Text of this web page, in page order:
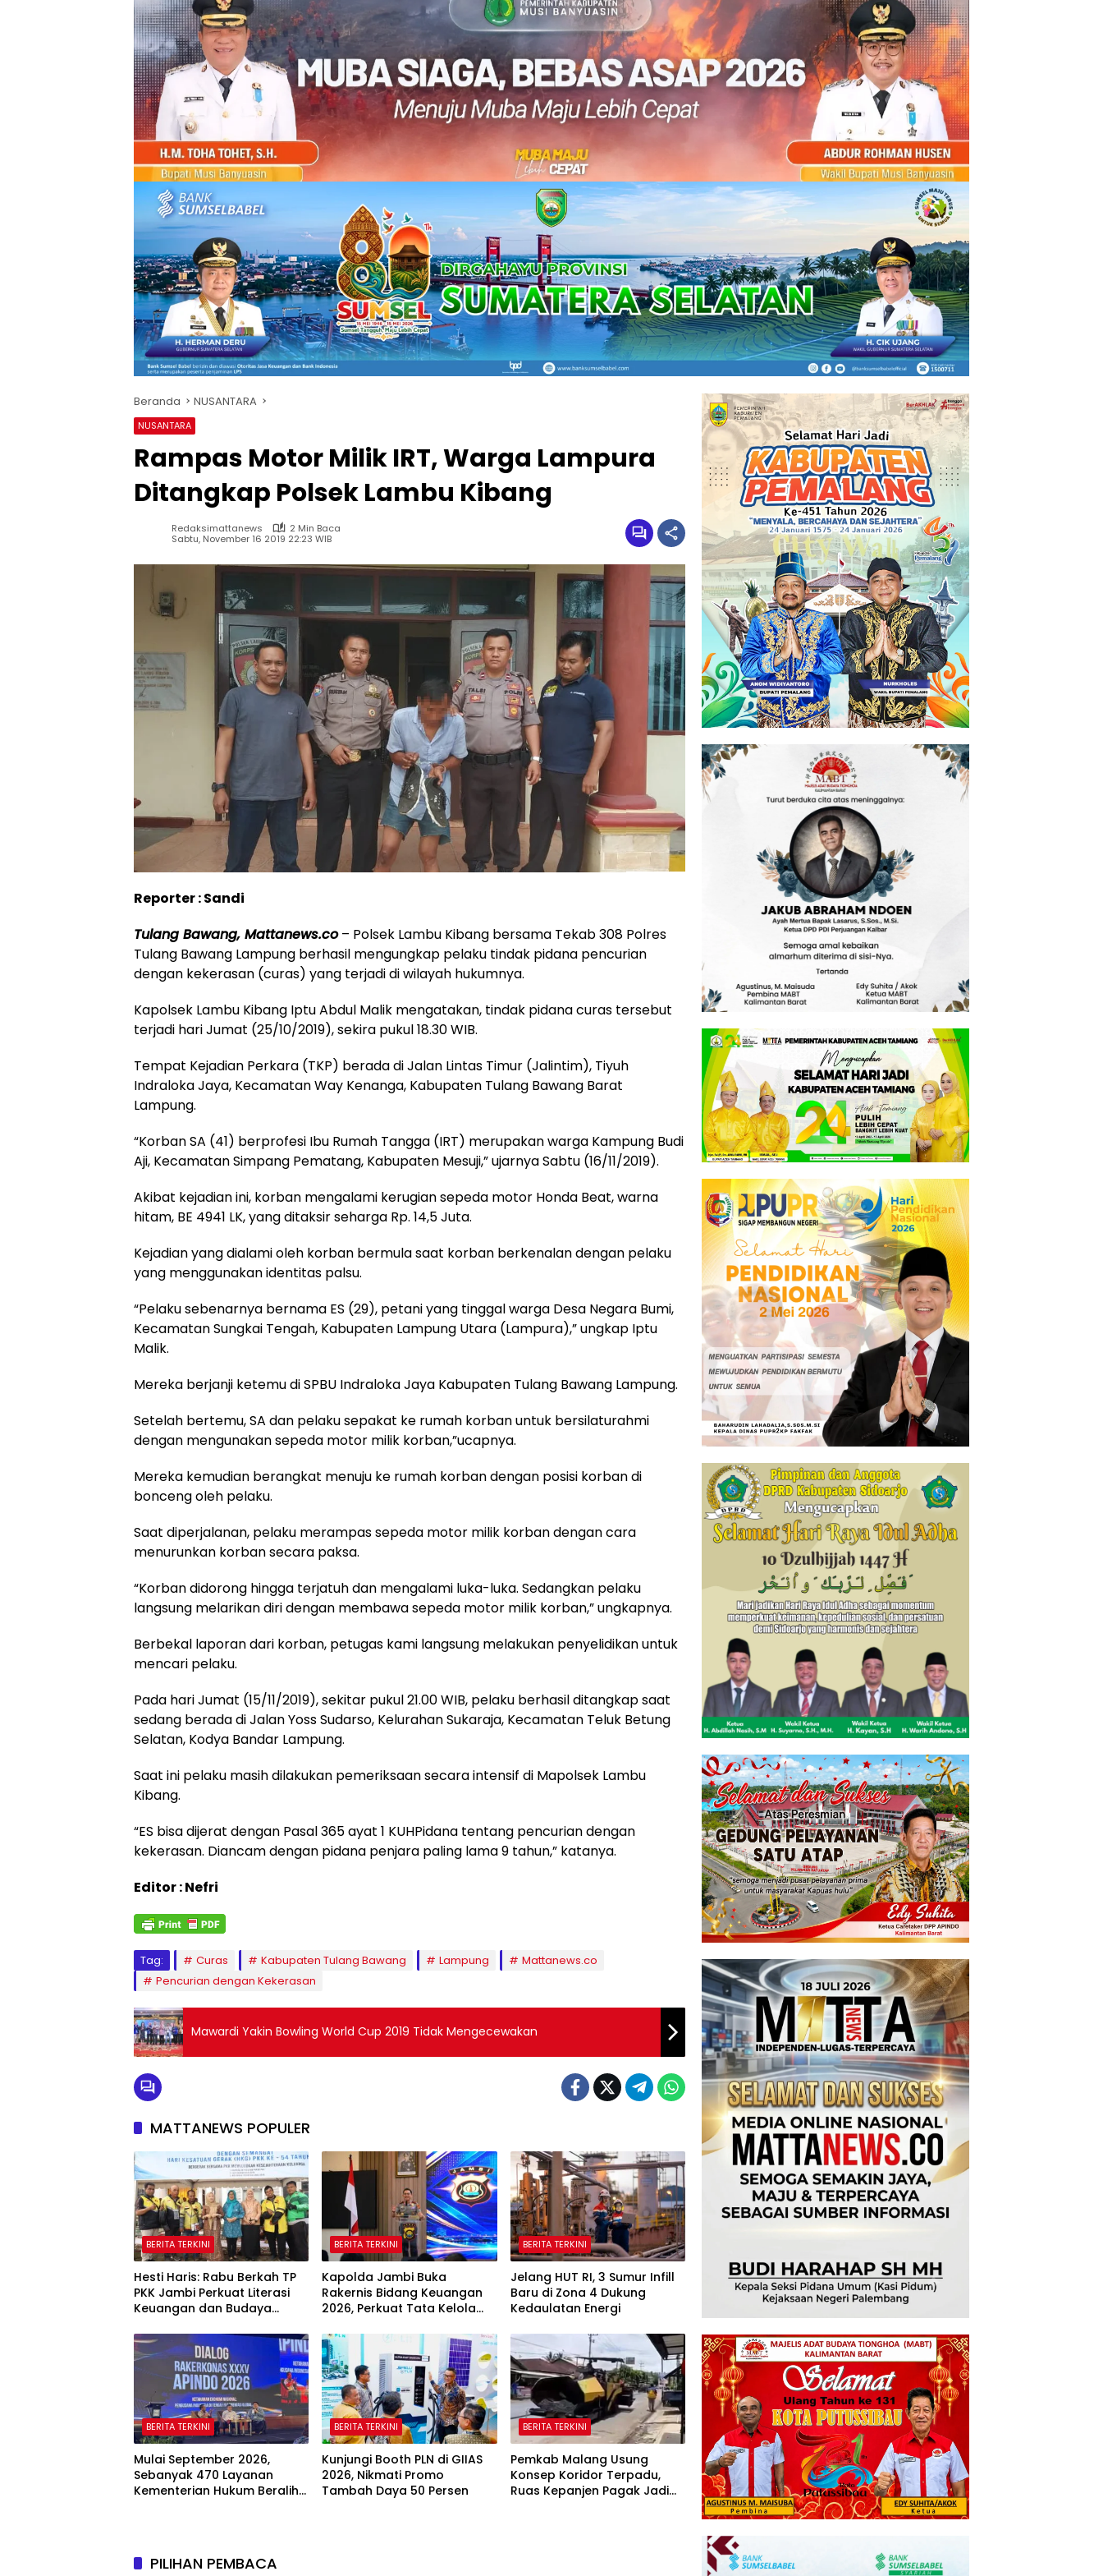
Beranda NUSANTARA
NUSANTARA
Rampas Motor Milik IRT, Warga Lampura
Ditangkap Polsek Lambu Kibang
Redaksimattanews
2 Min Baca
Sabtu, November 16 2019 22:23 WIB
Reporter : Sandi
Tulang Bawang, Mattanews.co– Polsek Lambu Kibang bersama Tekab 308 Polres
Tulang Bawang Lampung berhasil mengungkap pelaku tindak pidana pencurian
dengan kekerasan (curas) yang terjadi di wilayah hukumnya.
Kapolsek Lambu Kibang Iptu Abdul Malik mengatakan, tindak pidana curas tersebut
terjadi hari Jumat (25/10/2019), sekira pukul 18.30 WIB.
Tempat Kejadian Perkara (TKP) berada di Jalan Lintas Timur (Jalintim), Tiyuh
Indraloka Jaya, Kecamatan Way Kenanga, Kabupaten Tulang Bawang Barat
Lampung.
“Korban SA (41) berprofesi Ibu Rumah Tangga (IRT) merupakan warga Kampung Budi
Aji, Kecamatan Simpang Pematang, Kabupaten Mesuji,” ujarnya Sabtu (16/11/2019).
Akibat kejadian ini, korban mengalami kerugian sepeda motor Honda Beat, warna
hitam, BE 4941 LK, yang ditaksir seharga Rp. 14,5 Juta.
Kejadian yang dialami oleh korban bermula saat korban berkenalan dengan pelaku
yang menggunakan identitas palsu.
“Pelaku sebenarnya bernama ES (29), petani yang tinggal warga Desa Negara Bumi,
Kecamatan Sungkai Tengah, Kabupaten Lampung Utara (Lampura),” ungkap Iptu
Malik.
Mereka berjanji ketemu di SPBU Indraloka Jaya Kabupaten Tulang Bawang Lampung.
Setelah bertemu, SA dan pelaku sepakat ke rumah korban untuk bersilaturahmi
dengan mengunakan sepeda motor milik korban,”ucapnya.
Mereka kemudian berangkat menuju ke rumah korban dengan posisi korban di
bonceng oleh pelaku.
Saat diperjalanan, pelaku merampas sepeda motor milik korban dengan cara
menurunkan korban secara paksa.
“Korban didorong hingga terjatuh dan mengalami luka-luka. Sedangkan pelaku
langsung melarikan diri dengan membawa sepeda motor milik korban,” ungkapnya.
Berbekal laporan dari korban, petugas kami langsung melakukan penyelidikan untuk
mencari pelaku.
Pada hari Jumat (15/11/2019), sekitar pukul 21.00 WIB, pelaku berhasil ditangkap saat
sedang berada di Jalan Yoss Sudarso, Kelurahan Sukaraja, Kecamatan Teluk Betung
Selatan, Kodya Bandar Lampung.
Saat ini pelaku masih dilakukan pemeriksaan secara intensif di Mapolsek Lambu
Kibang.
“ES bisa dijerat dengan Pasal 365 ayat 1 KUHPidana tentang pencurian dengan
kekerasan. Diancam dengan pidana penjara paling lama 9 tahun,” katanya.
Editor : Nefri
Tag: Curas Kabupaten Tulang Bawang Lampung
Mattanews.co
Pencurian dengan Kekerasan
Mawardi Yakin Bowling World Cup 2019 Tidak Mengecewakan
MATTANEWS POPULER
BERITA TERKINI
Hesti Haris: Rabu Berkah TP
PKK Jambi Perkuat Literasi
Keuangan dan Budaya
BERITA TERKINI
Kapolda Jambi Buka
Rakernis Bidang Keuangan
2026, Perkuat Tata Kelola
dan Akuntabel
BERITA TERKINI
Jelang HUT RI, 3 Sumur Infill
Baru di Zona 4 Dukung
Kedaulatan Energi
BERITA TERKINI
Mulai September 2026,
Sebanyak 470 Layanan
Kementerian Hukum Beralih
BERITA TERKINI
Kunjungi Booth PLN di GIIAS
2026, Nikmati Promo
Tambah Daya 50 Persen
BERITA TERKINI
Pemkab Malang Usung
Konsep Koridor Terpadu,
Ruas Kepanjen Pagak Jadi
PILIHAN PEMBACA